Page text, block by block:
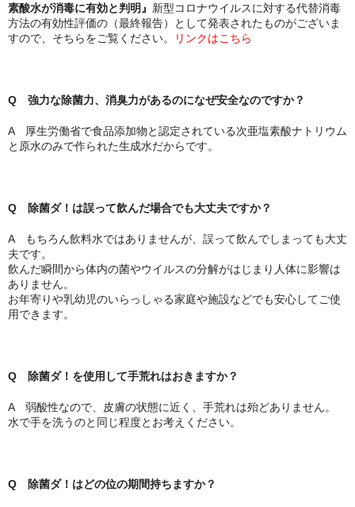
素酸水が消毒に有効と判明』 新型コロナウイルスに対する代替消毒
方法の有効性評価の（最終報告）として発表されたものがございま
すので、そちらをご覧ください。
リンクはこちら
Q 強力な除菌力、消臭力があるのになぜ安全なのですか？
A 厚生労働省で食品添加物と認定されている次亜塩素酸ナトリウム
と原水のみで作られた生成水だからです。
Q 除菌ダ！は誤って飲んだ場合でも大丈夫ですか？
A もちろん飲料水ではありませんが、誤って飲んでしまっても大丈
夫です。
飲んだ瞬間から体内の菌やウイルスの分解がはじまり人体に影響は
ありません。
お年寄りや乳幼児のいらっしゃる家庭や施設などでも安心してご使
用できます。
Q 除菌ダ！を使用して手荒れはおきますか？
A 弱酸性なので、皮膚の状態に近く、手荒れは殆どありません。
水で手を洗うのと同じ程度とお考えください。
Q 除菌ダ！はどの位の期間持ちますか？